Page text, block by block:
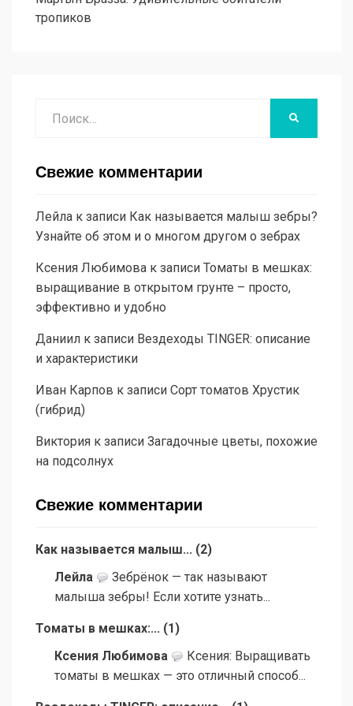
тропиков
Свежие комментарии
Лейла к записи Как называется малыш зебры?
Узнайте об этом и о многом другом о зебрах
Ксения Любимова к записи Томаты в мешках:
выращивание в открытом грунте – просто,
эффективно и удобно
Даниил к записи Вездеходы TINGER: описание
и характеристики
Иван Карпов к записи Сорт томатов Хрустик
(гибрид)
Виктория к записи Загадочные цветы, похожие
на подсолнух
Свежие комментарии
Как называется малыш... (2)
Лейла
Зебрёнок — так называют
малыша зебры! Если хотите узнать...
Томаты в мешках:... (1 )
Ксения Любимова
Ксения: Выращивать
томаты в мешках — это отличный способ...